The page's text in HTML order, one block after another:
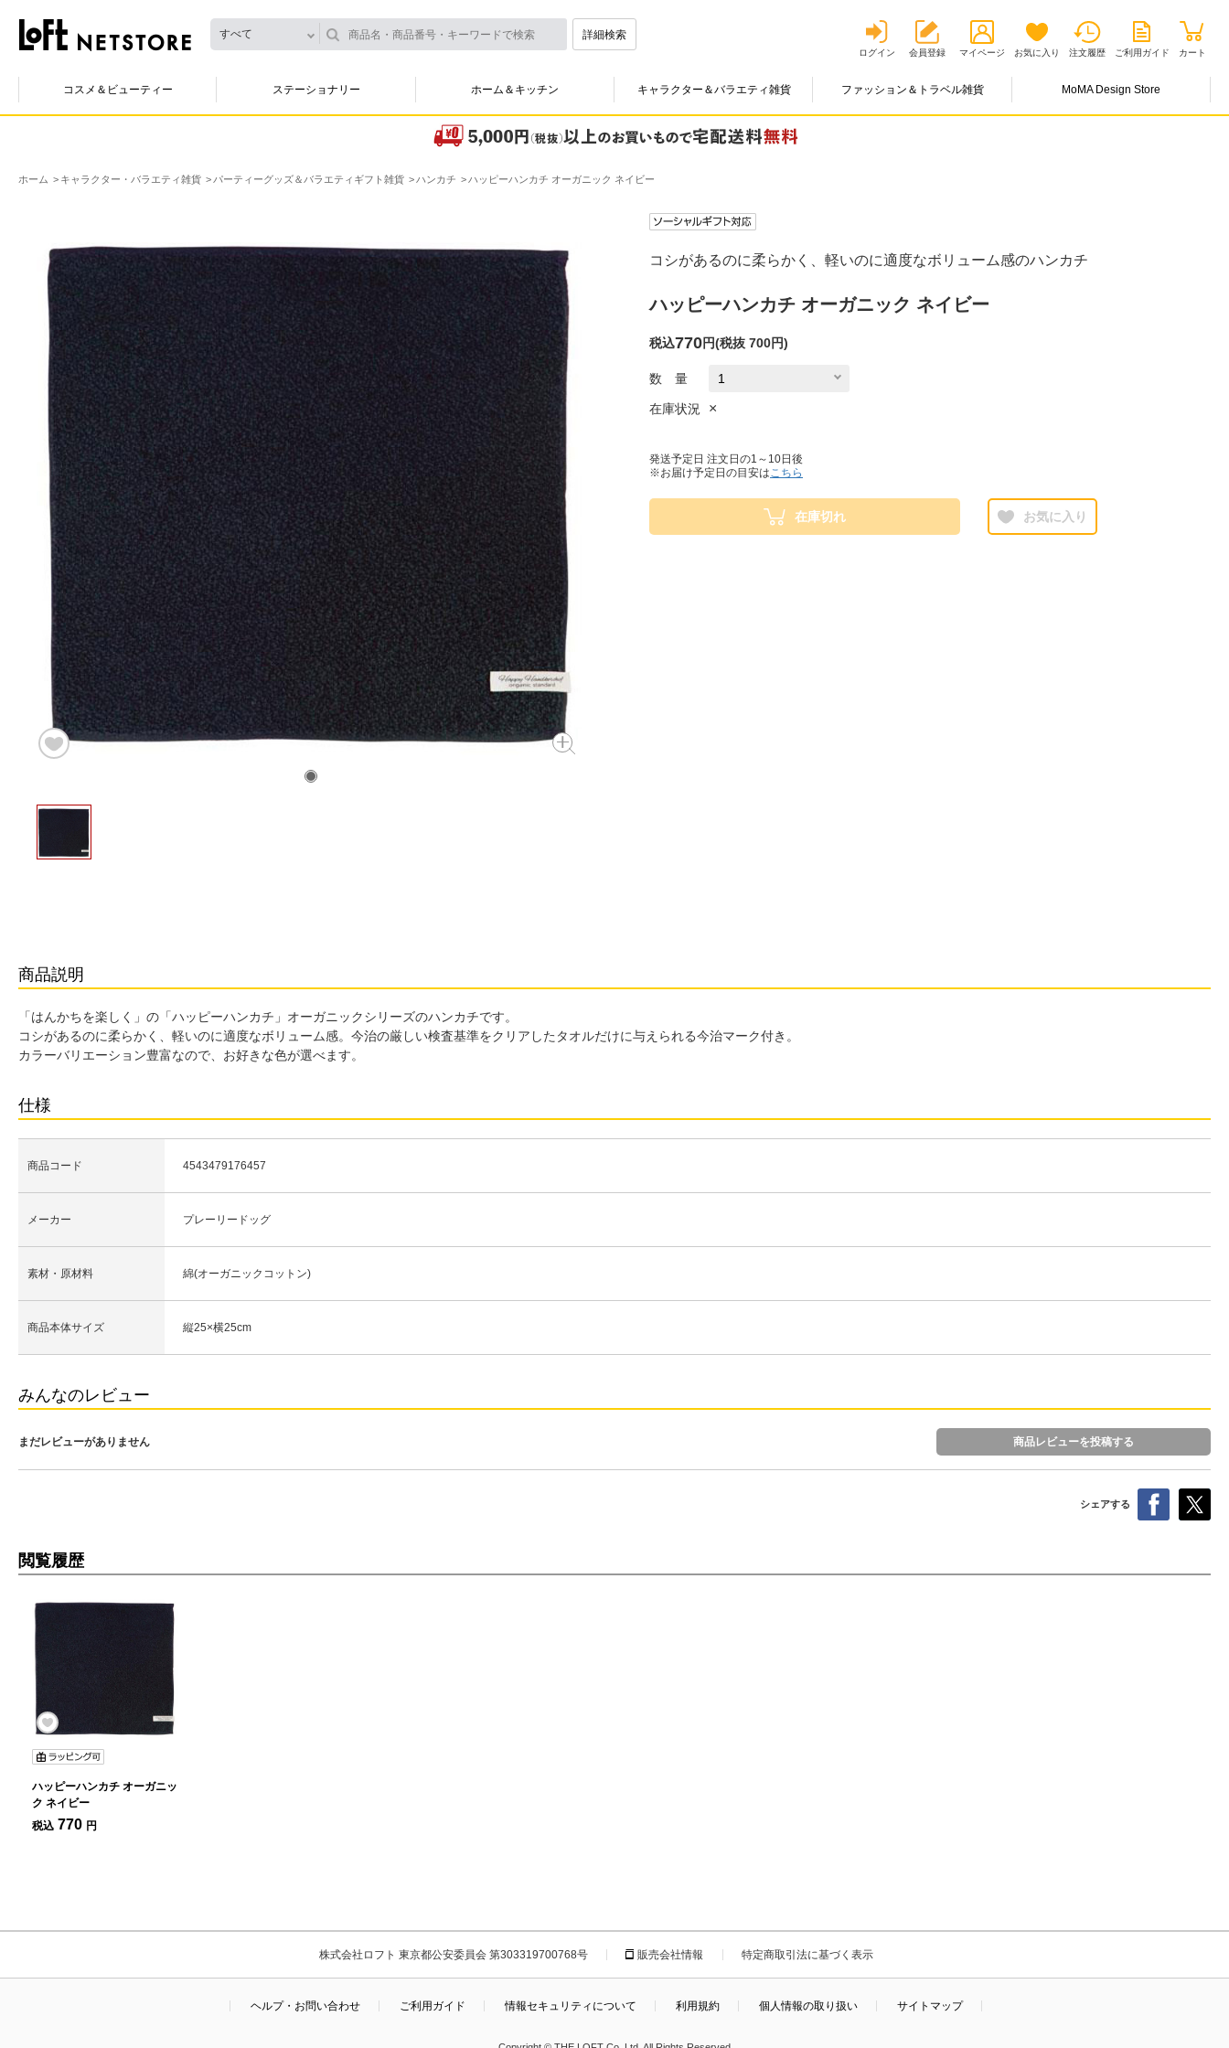
すべて 詳細検索
ログイン 会員登録 マイページ お気に入り 注文履歴 ご利用ガイド カート
コスメ＆ビューティー ステーショナリー ホーム＆キッチン キャラクター＆バラエティ雑貨 ファッション＆トラベル雑貨 MoMA Design Store
ホーム キャラクター・バラエティ雑貨 パーティーグッズ＆バラエティギフト雑貨 ハンカチ ハッピーハンカチ オーガニック ネイビー
コシがあるのに柔らかく、軽いのに適度なボリューム感のハンカチ
ハッピーハンカチ オーガニック ネイビー
税込770円(税抜 700円)
数 量
在庫状況 ×
発送予定日 注文日の1～10日後
※お届け予定日の目安はこちら
在庫切れ お気に入り
商品説明
「はんかちを楽しく」の「ハッピーハンカチ」オーガニックシリーズのハンカチです。
コシがあるのに柔らかく、軽いのに適度なボリューム感。今治の厳しい検査基準をクリアしたタオルだけに与えられる今治マーク付き。
カラーバリエーション豊富なので、お好きな色が選べます。
仕様
商品コード 4543479176457
メーカー プレーリードッグ
素材・原材料 綿(オーガニックコットン)
商品本体サイズ 縦25×横25cm
みんなのレビュー
まだレビューがありません 商品レビューを投稿する
シェアする
閲覧履歴
ハッピーハンカチ オーガニッ
ク ネイビー
税込 770 円
株式会社ロフト 東京都公安委員会 第303319700768号 販売会社情報 特定商取引法に基づく表示
ヘルプ・お問い合わせ ご利用ガイド 情報セキュリティについて 利用規約 個人情報の取り扱い サイトマップ